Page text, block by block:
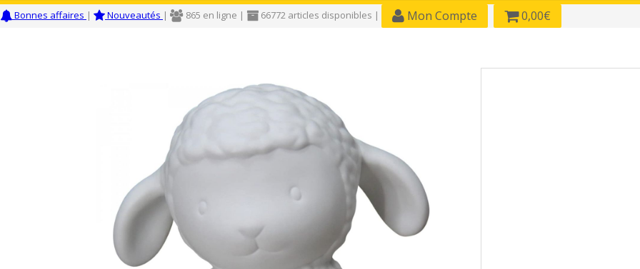
Bonnes affaires | Nouveautés | 865 en ligne | 66772 articles disponibles | Mon Compte 0,00€